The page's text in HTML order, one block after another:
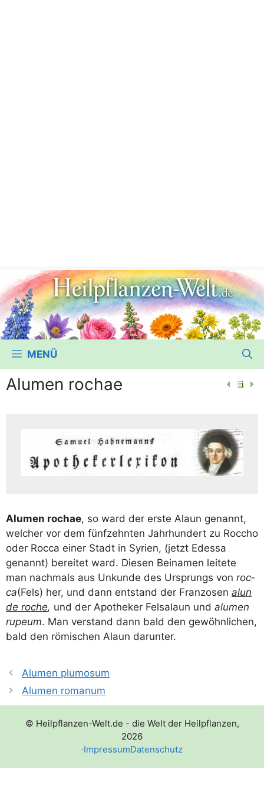
MENÜ
Alumen rochae
Alu­men rochae, so ward der ers­te Alaun genannt,
wel­cher vor dem fünf­zehn­ten Jahr­hun­dert zu Roccho
oder Roc­ca einer Stadt in Syri­en, (jetzt Edes­sa
genannt) berei­tet ward. Die­sen Bei­na­men lei­te­te
man nach­mals aus Unkun­de des Ursprungs von roc­
ca(Fels) her, und dann ent­stand der Fran­zo­sen alun
de roche, und der Apo­the­ker Fel­salaun und alu­men
rupe­um. Man ver­stand dann bald den gewöhn­li­chen,
bald den römi­schen Alaun darunter.
Alumen plumosum
Alumen romanum
© Heilpflanzen-Welt.de - die Welt der Heilpflanzen,
2026
·ImpressumDatenschutz